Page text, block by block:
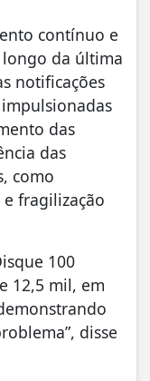
contínuo e
da última
notificações
das
das
como
fragilização
100
12,5 mil, em
disse